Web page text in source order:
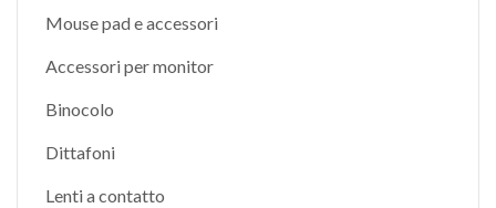
Mouse pad e accessori
Accessori per monitor
Binocolo
Dittafoni
Lenti a contatto